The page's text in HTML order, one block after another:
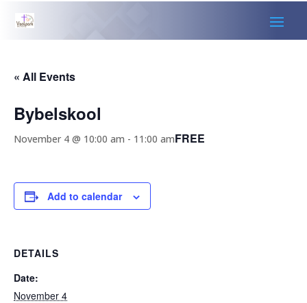
« All Events
Bybelskool
November 4 @ 10:00 am - 11:00 amFREE
Add to calendar
DETAILS
Date:
November 4